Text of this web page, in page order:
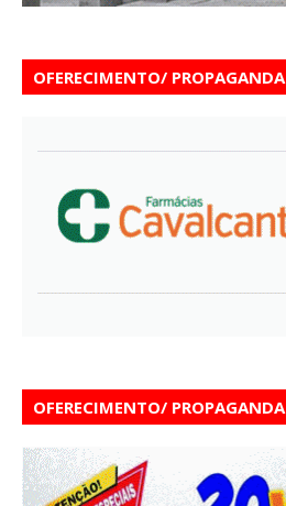
OFERECIMENTO/ PROPAGANDA
OFERECIMENTO/ PROPAGANDA